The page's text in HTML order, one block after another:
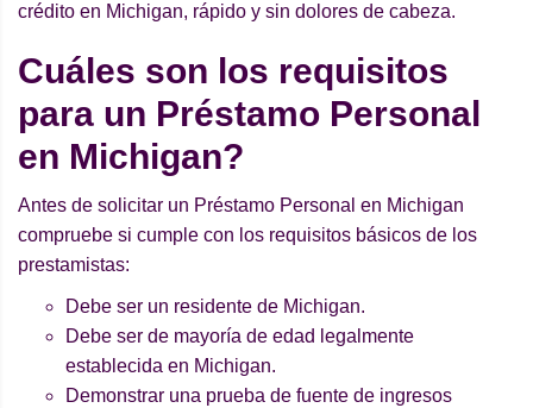
crédito en Michigan, rápido y sin dolores de cabeza.
Cuáles son los requisitos
para un Préstamo Personal
en Michigan?
Antes de solicitar un Préstamo Personal en Michigan
compruebe si cumple con los requisitos básicos de los
prestamistas:
Debe ser un residente de Michigan.
Debe ser de mayoría de edad legalmente
establecida en Michigan.
Demonstrar una prueba de fuente de ingresos